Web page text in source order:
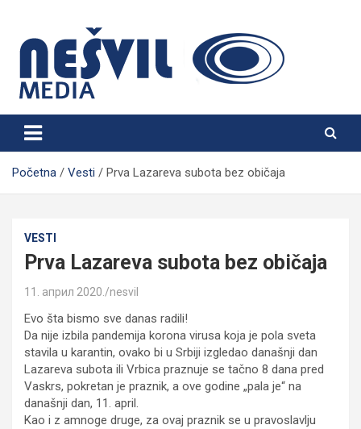
content
Nešvil Media Bogatić
Početna Vesti Prva Lazareva subota bez običaja
VESTI
Prva Lazareva subota bez običaja
11. април 2020. nesvil
Evo šta bismo sve danas radili!
Da nije izbila pandemija korona virusa koja je pola sveta
stavila u karantin, ovako bi u Srbiji izgledao današnji dan
Lazareva subota ili Vrbica praznuje se tačno 8 dana pred
Vaskrs, pokretan je praznik, a ove godine „pala je“ na
današnji dan, 11. april.
Kao i z amnoge druge, za ovaj praznik se u pravoslavlju